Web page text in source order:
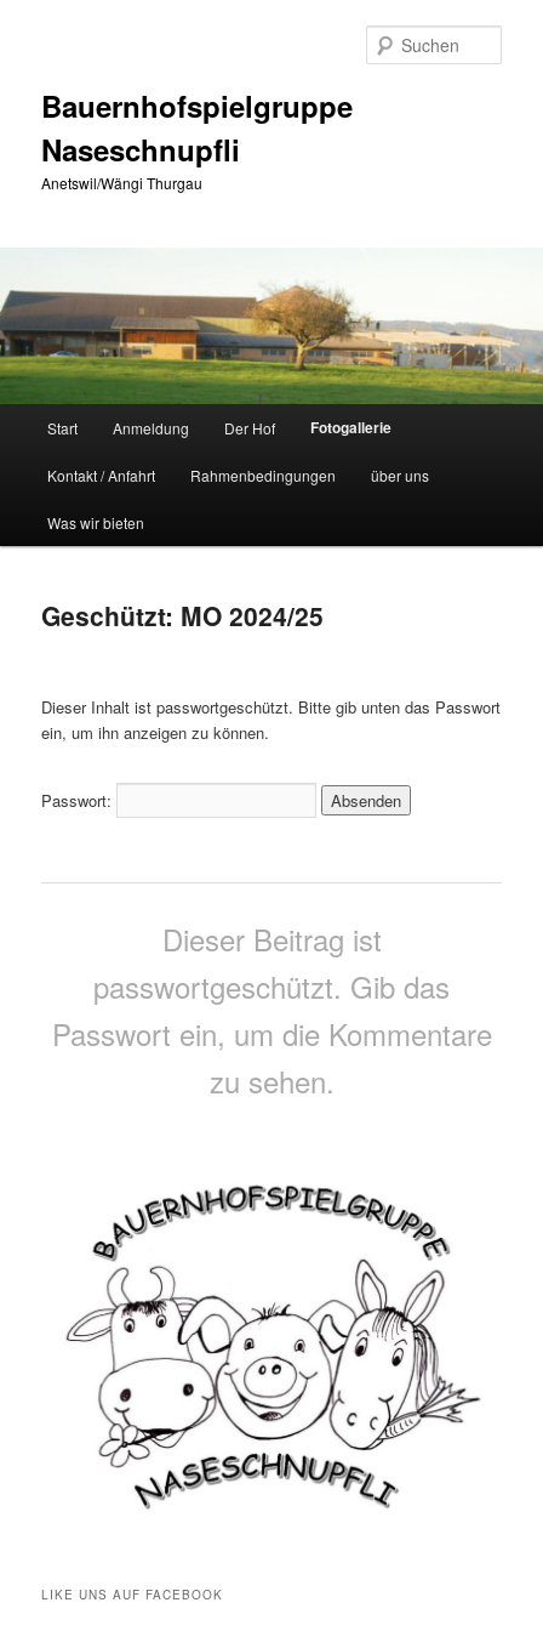
Bauernhofspielgruppe
Naseschnupfli
Anetswil/Wängi Thurgau
Start Anmeldung Der Hof Fotogallerie
Kontakt / Anfahrt Rahmenbedingungen über uns
Was wir bieten
Geschützt: MO 2024/25
Dieser Inhalt ist passwortgeschützt. Bitte gib unten das Passwort
ein, um ihn anzeigen zu können.
Passwort:
Dieser Beitrag ist
passwortgeschützt. Gib das
Passwort ein, um die Kommentare
zu sehen.
LIKE UNS AUF FACEBOOK